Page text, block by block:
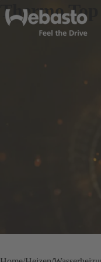
Thermo Top